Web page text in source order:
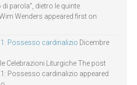
parola”, dietro le quinte
Wenders appeared first on
Possesso cardinalizio Dicembre
Celebrazioni Liturgiche The post
Possesso cardinalizio appeared